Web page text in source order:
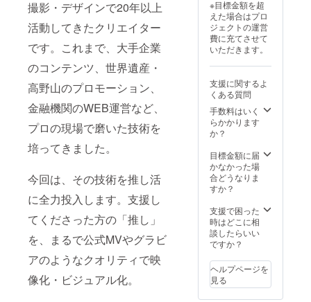
撮影・デザインで20年以上
活動してきたクリエイター
です。これまで、大手企業
のコンテンツ、世界遺産・
高野山のプロモーション、
金融機関のWEB運営など、
プロの現場で磨いた技術を
培ってきました。
今回は、その技術を推し活
に全力投入します。支援し
てくださった方の「推し」
を、まるで公式MVやグラビ
アのようなクオリティで映
像化・ビジュアル化。
制作過程の記録
映像（メイキン
グ）付き -豪華
フォトブック
（A5横サイズ・
１２ページ） 〇
撮影・制作期
間： - 撮影：複
数日対応（ロケ
地選定含む） -
納品：撮影後1〜
2ヶ月以内 ※支援
滞在費：支援者
様の交通費や滞
在費は各自でご
負担ください。
絡方法：詳細は
メールで連絡し
ます。 「あなた
の推し活が、文
は、誰かの記憶
に残る芸術作
品。」
※目標金額を超
えた場合はプロ
ジェクトの運営
費に充てさせて
いただきます。
支援に関するよ
くある質問
手数料はいく
らかかります
か？
目標金額に届
かなかった場
合どうなりま
すか？
支援で困った
時はどこに相
談したらいい
ですか？
ヘルプページを
見る